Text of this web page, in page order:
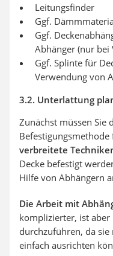
Leitungsfinder
Ggf.
Ggf.
Abhänger (nur bei
Ggf. Splinte für
Verwendung von
3.2. Unterlattung
Zunächst müssen Sie
verbreitete
Decke befestigt
Hilfe von Abhängern
Die Arbeit mit
komplizierter, ist
durchzuführen, da
einfach ausrichten